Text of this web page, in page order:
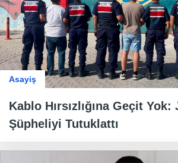
Asayiş
Kablo Hırsızlığına Geçit Yok:
Şüpheliyi Tutuklattı